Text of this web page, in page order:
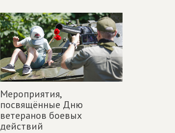
Мероприятия,
посвящённые Дню
ветеранов боевых
действий